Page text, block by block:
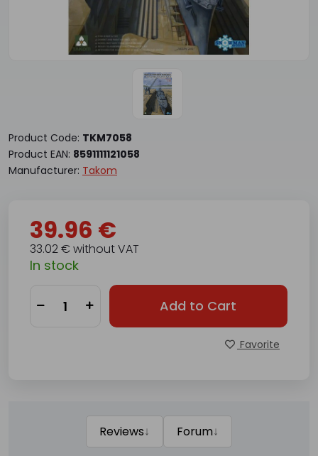
Product Code: TKM7058
Product EAN: 8591111121058
Manufacturer: Takom
39.96 €
33.02 € without VAT
In stock
Add to Cart
Favorite
Reviews↓ Forum↓